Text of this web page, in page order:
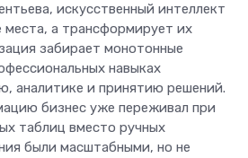
искусственный интеллект
места, а трансформирует их
забирает монотонные
навыках
аналитике и принятию решений.
бизнес уже переживал при
таблиц вместо ручных
были масштабными, но не